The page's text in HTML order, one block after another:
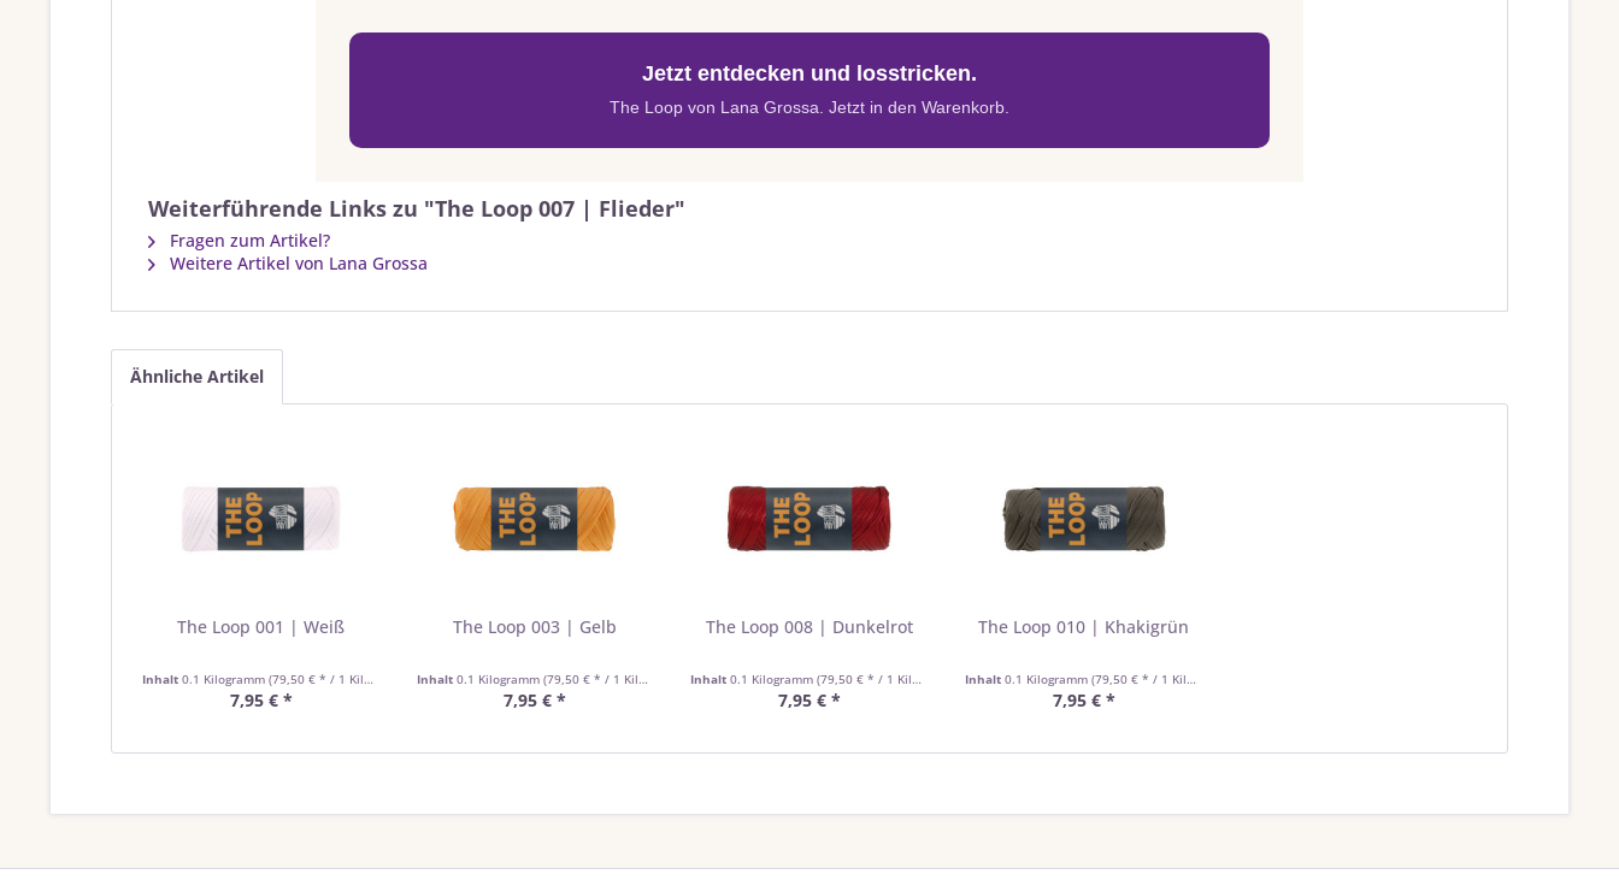
Jetzt entdecken und losstricken.
The Loop von Lana Grossa. Jetzt in den Warenkorb.
Weiterführende Links zu "The Loop 007 | Flieder"
Fragen zum Artikel?
Weitere Artikel von Lana Grossa
Ähnliche Artikel
The Loop 001 | Weiß
Inhalt 0.1 Kilogramm (79,50 € * / 1 Kilogramm)
7,95 € *
The Loop 003 | Gelb
Inhalt 0.1 Kilogramm (79,50 € * / 1 Kilogramm)
7,95 € *
The Loop 008 | Dunkelrot
Inhalt0.1 Kilogramm(79,50 € * / 1 Kilogramm)
7,95 € *
The Loop 010 | Khakigrün
Inhalt 0.1 Kilogramm (79,50 € * / 1 Kilogramm)
7,95 € *